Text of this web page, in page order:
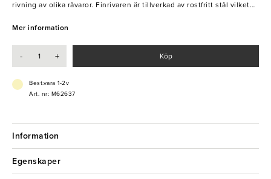
rivning av olika råvaror. Finrivaren är tillverkad av rostfritt stål vilket
Oavsett vad det är som ska rivas säkerställer detta verktyg ett
- Tål maskindisk
- Lämpligt för hårda och mjuka livsmedel
Mer information
- + Köp
Best.vara 1-2v
Art. nr: M62637
Information
Egenskaper